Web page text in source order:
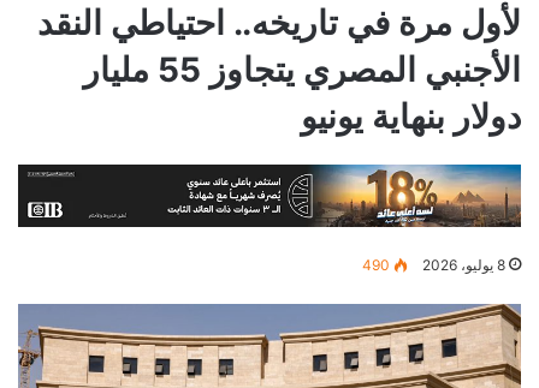
لأول مرة في تاريخه.. احتياطي النقد
الأجنبي المصري يتجاوز 55 مليار
دولار بنهاية يونيو
8 يوليو، 2026 490